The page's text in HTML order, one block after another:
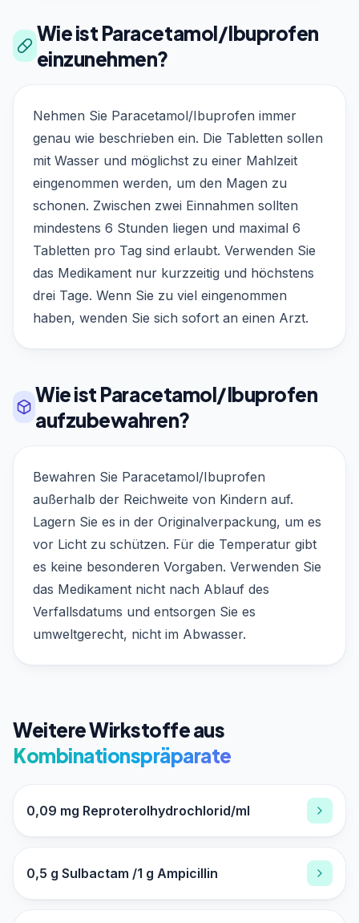
Wie ist Paracetamol/Ibuprofen
einzunehmen?
Nehmen Sie Paracetamol/Ibuprofen immer
genau wie beschrieben ein. Die Tabletten sollen
mit Wasser und möglichst zu einer Mahlzeit
eingenommen werden, um den Magen zu
schonen. Zwischen zwei Einnahmen sollten
mindestens 6 Stunden liegen und maximal 6
Tabletten pro Tag sind erlaubt. Verwenden Sie
das Medikament nur kurzzeitig und höchstens
drei Tage. Wenn Sie zu viel eingenommen
haben, wenden Sie sich sofort an einen Arzt.
Wie ist Paracetamol/Ibuprofen
aufzubewahren?
Bewahren Sie Paracetamol/Ibuprofen
außerhalb der Reichweite von Kindern auf.
Lagern Sie es in der Originalverpackung, um es
vor Licht zu schützen. Für die Temperatur gibt
es keine besonderen Vorgaben. Verwenden Sie
das Medikament nicht nach Ablauf des
Verfallsdatums und entsorgen Sie es
umweltgerecht, nicht im Abwasser.
Weitere Wirkstoffe aus
Kombinationspräparate
0,09 mg Reproterolhydrochlorid/ml
0,5 g Sulbactam /1 g Ampicillin